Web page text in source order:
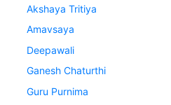
Akshaya Tritiya
Amavsaya
Deepawali
Ganesh Chaturthi
Guru Purnima